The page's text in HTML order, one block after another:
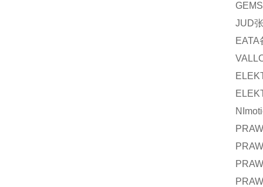
GEMS
JUD
EATA